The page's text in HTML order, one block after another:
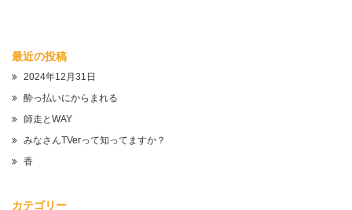
最近の投稿
2024年12月31日
酔っ払いにからまれる
師走とWAY
みなさんTVerって知ってますか？
香
カテゴリー